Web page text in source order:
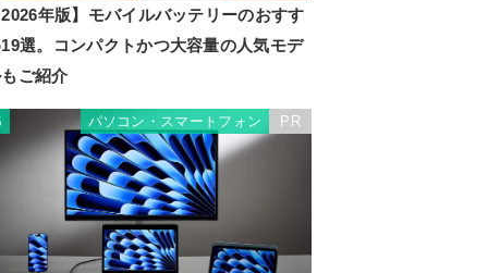
年版】モバイルバッテリーのおすす
選。コンパクトかつ大容量の人気モデ
ご紹介
パソコン・スマートフォン PR